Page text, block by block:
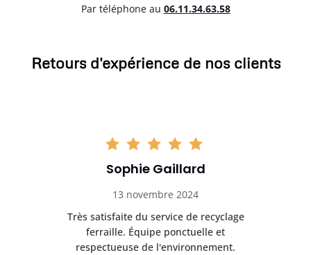
Par téléphone au 06.11.34.63.58
Retours d'expérience de nos clients
Sophie Gaillard
13 novembre 2024
Très satisfaite du service de recyclage
ferraille. Équipe ponctuelle et
respectueuse de l'environnement.